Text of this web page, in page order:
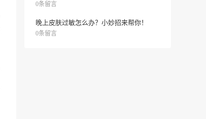
0条留言
晚上皮肤过敏怎么办？小妙招来帮你！
0条留言